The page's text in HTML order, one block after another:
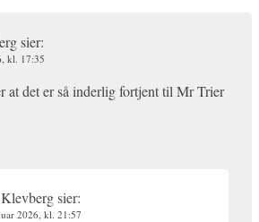
sier:
kl. 17:35
at det er så inderlig fortjent til Mr Trier
sier:
2026, kl. 21:57